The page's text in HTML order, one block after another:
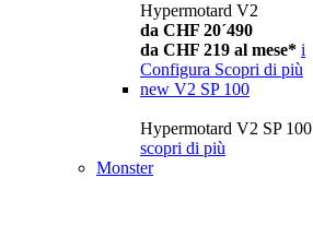
Hypermotard V2
da CHF 20´490
da CHF 219 al mese* i
Configura Scopri di più
new V2 SP 100
Hypermotard V2 SP 100
scopri di più
Monster